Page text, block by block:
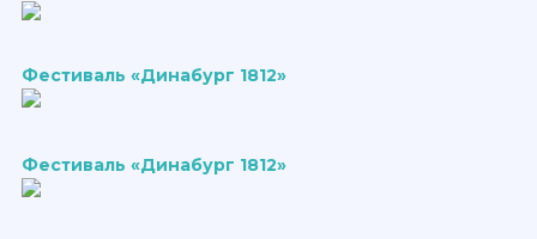
Фестиваль «Динабург 1812»
Фестиваль «Динабург 1812»